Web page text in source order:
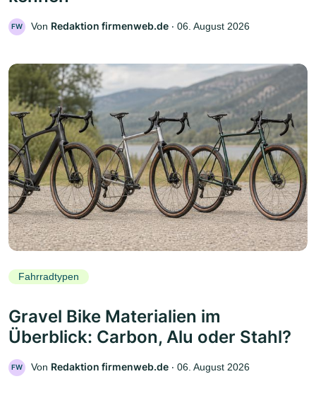
FW Von Redaktion firmenweb.de ‧ 06. August 2026
Fahrradtypen
Gravel Bike Materialien im
Überblick: Carbon, Alu oder Stahl?
FW Von Redaktion firmenweb.de ‧ 06. August 2026